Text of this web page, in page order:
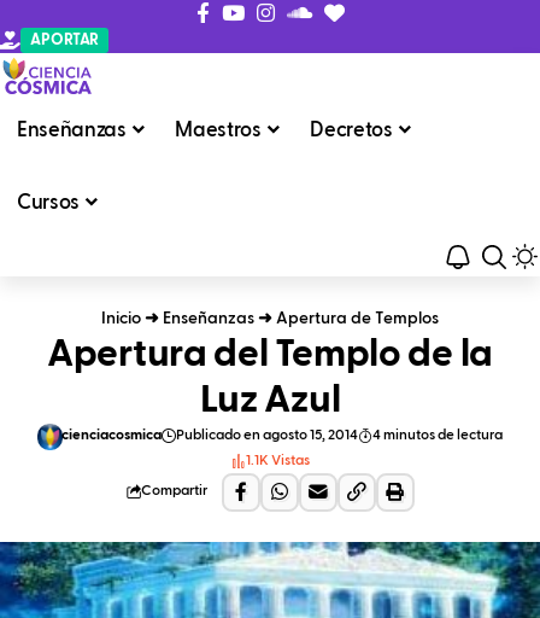
APORTAR
Enseñanzas Maestros Decretos
Cursos
Inicio ➜ Enseñanzas ➜ Apertura de Templos
Apertura del Templo de la
Luz Azul
cienciacosmica Publicado en agosto 15, 2014
4 minutos de lectura
1.1K Vistas
Compartir